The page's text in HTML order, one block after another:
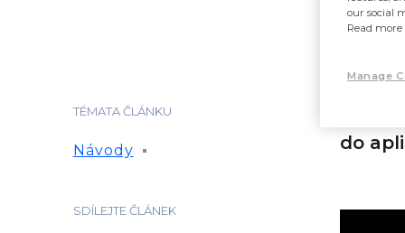
TÉMATA ČLÁNKU
Návody
SDÍLEJTE ČLÁNEK
do
our social
Read
Manage